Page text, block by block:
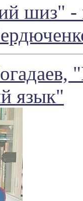
шиз" -
язык"